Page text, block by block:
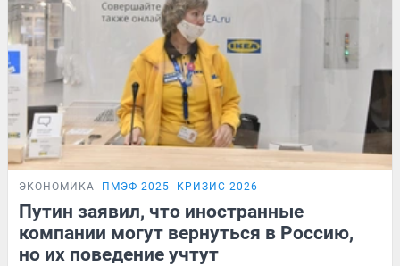
ЭКОНОМИКА ПМЭФ-2025 КРИЗИС-2026
Путин заявил, что иностранные
компании могут вернуться в Россию,
но их поведение учтут